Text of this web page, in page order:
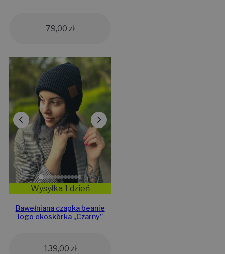
79,00 zł
Wysyłka 1 dzień
Bawełniana czapka beanie
logo ekoskórka „Czarny”
139,00 zł